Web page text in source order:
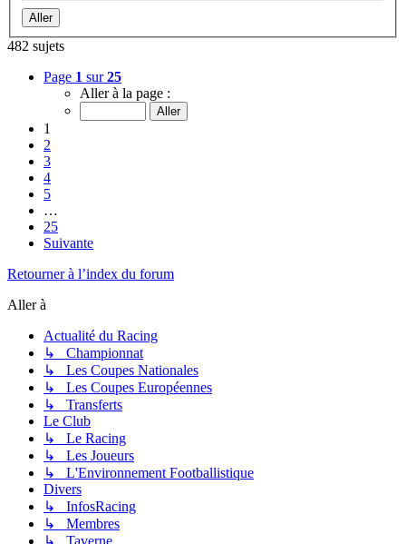
482 sujets
Page 1 sur25
Aller à la page :
1
2
3
4
5
…
25
Suivante
Retourner à l’index du forum
Aller à
Actualité du Racing
↳ Championnat
↳ Les Coupes Nationales
↳ Les Coupes Européennes
↳ Transferts
Le Club
↳ Le Racing
↳ Les Joueurs
↳ L'Environnement Footballistique
Divers
↳ InfosRacing
↳ Membres